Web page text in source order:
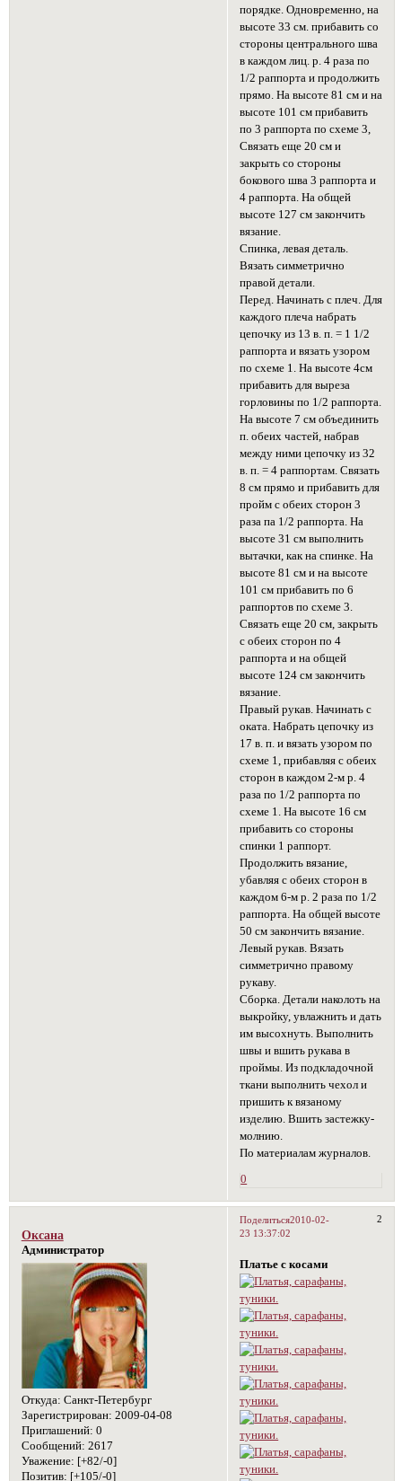
порядке. Одновременно, на
высоте 33 см. прибавить со
стороны центрального шва
в каждом лиц. р. 4 раза по
1/2 раппорта и продолжить
прямо. На высоте 81 см и на
высоте 101 см прибавить
по 3 раппорта по схеме 3,
Связать еще 20 см и
закрыть со стороны
бокового шва 3 раппорта и
4 раппорта. На общей
высоте 127 см закончить
вязание.
Спинка, левая деталь.
Вязать симметрично
правой детали.
Перед. Начинать с плеч. Для
каждого плеча набрать
цепочку из 13 в. п. = 1 1/2
раппорта и вязать узором
по схеме 1. На высоте 4см
прибавить для выреза
горловины по 1/2 раппорта.
На высоте 7 см объединить
п. обеих частей, набрав
между ними цепочку из 32
в. п. = 4 раппортам. Связать
8 см прямо и прибавить для
пройм с обеих сторон 3
раза па 1/2 раппорта. На
высоте 31 см выполнить
вытачки, как на спинке. На
высоте 81 см и на высоте
101 см прибавить по 6
раппортов по схеме 3.
Связать еще 20 см, закрыть
с обеих сторон по 4
раппорта и на общей
высоте 124 см закончить
вязание.
Правый рукав. Начинать с
оката. Набрать цепочку из
17 в. п. и вязать узором по
схеме 1, прибавляя с обеих
сторон в каждом 2-м р. 4
раза по 1/2 раппорта по
схеме 1. На высоте 16 см
прибавить со стороны
спинки 1 раппорт.
Продолжить вязание,
убавляя с обеих сторон в
каждом 6-м р. 2 раза по 1/2
раппорта. На общей высоте
50 см закончить вязание.
Левый рукав. Вязать
симметрично правому
рукаву.
Сборка. Детали наколоть на
выкройку, увлажнить и дать
им высохнуть. Выполнить
швы и вшить рукава в
проймы. Из подкладочной
ткани выполнить чехол и
пришить к вязаному
изделию. Вшить застежку-
молнию.
По материалам журналов.
0
Поделиться 2
2010-02-
23 13:37:02
Оксана
Администратор
Откуда: Санкт-Петербург
Зарегистрирован: 2009-04-08
Приглашений: 0
Сообщений: 2617
Уважение: [+82/-0]
Позитив: [+105/-0]
Платье с косами